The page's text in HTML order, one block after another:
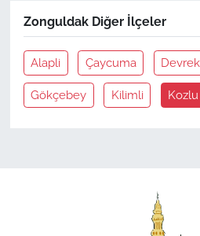
Zonguldak Diğer İlçeler
Alapli Çaycuma Devrek
Gökçebey Kilimli Kozlu